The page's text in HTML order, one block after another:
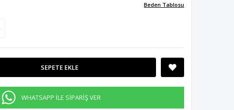
Beden Tablosu
SEPETE EKLE
WHATSAPP İLE SİPARİŞ VER